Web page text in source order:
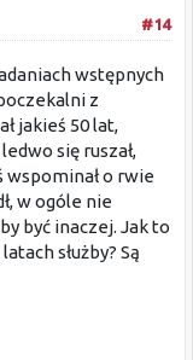
#14
wstępnych
z
jakieś 50 lat,
się ruszał,
wspominał o rwie
w ogóle nie
być inaczej. Jak to
służby? Są